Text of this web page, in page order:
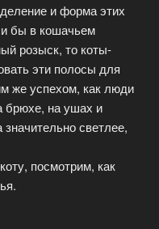
и форма этих
бы в кошачьем
розыск, то коты-
эти полосы для
же успехом, как люди
брюхе, на ушах и
светлее,
посмотрим, как